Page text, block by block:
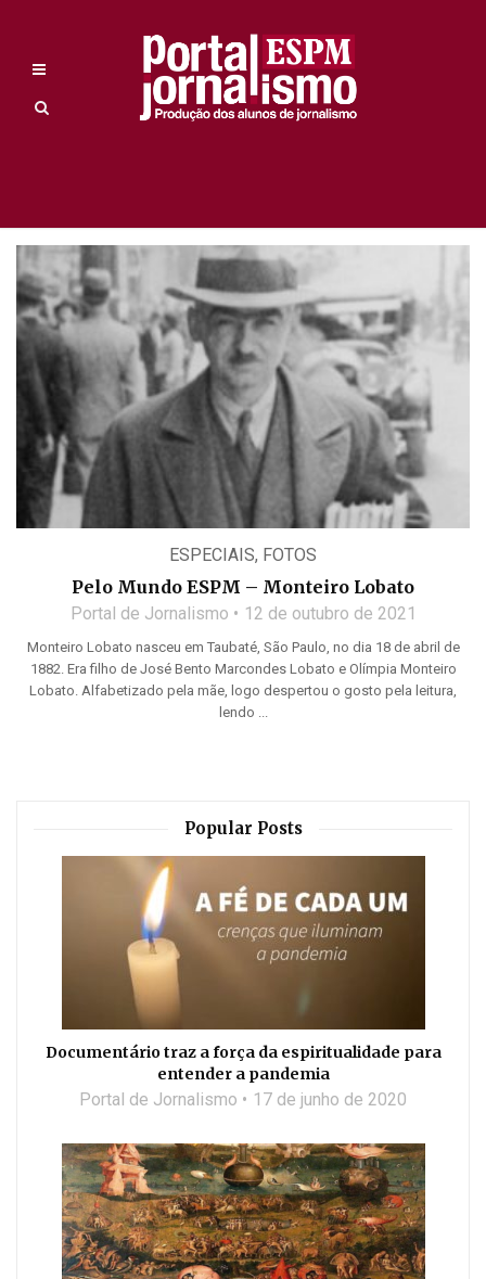
ESPECIAIS, FOTOS
Pelo Mundo ESPM – Monteiro Lobato
Portal de Jornalismo 12 de outubro de 2021
Monteiro Lobato nasceu em Taubaté, São Paulo, no dia 18 de abril de
1882. Era filho de José Bento Marcondes Lobato e Olímpia Monteiro
Lobato. Alfabetizado pela mãe, logo despertou o gosto pela leitura,
lendo ...
Popular Posts
Documentário traz a força da espiritualidade para
entender a pandemia
Portal de Jornalismo 17 de junho de 2020